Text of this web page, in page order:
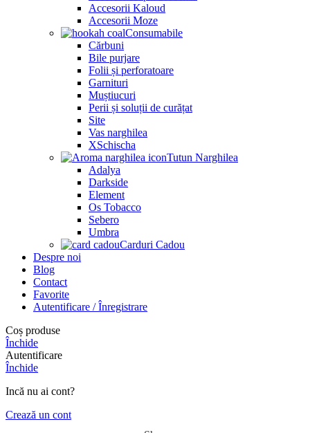
Accesorii Kaloud
Accesorii Moze
Consumabile
Cărbuni
Bile purjare
Folii și perforatoare
Garnituri
Muștiucuri
Perii și soluții de curățat
Site
Vas narghilea
XSchischa
Tutun Narghilea
Adalya
Darkside
Element
Os Tobacco
Sebero
Umbra
Carduri Cadou
Despre noi
Blog
Contact
Favorite
Autentificare / Înregistrare
Coș produse
Închide
Autentificare
Închide
Incă nu ai cont?
Crează un cont